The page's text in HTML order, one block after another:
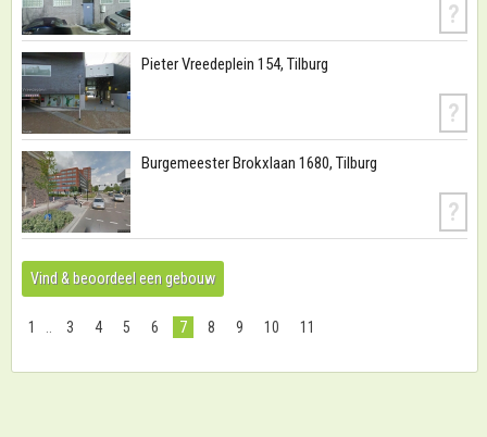
?
Pieter Vreedeplein 154, Tilburg
?
Burgemeester Brokxlaan 1680, Tilburg
?
Vind & beoordeel een gebouw
1 3 4 5 6 7 8 9 10 11